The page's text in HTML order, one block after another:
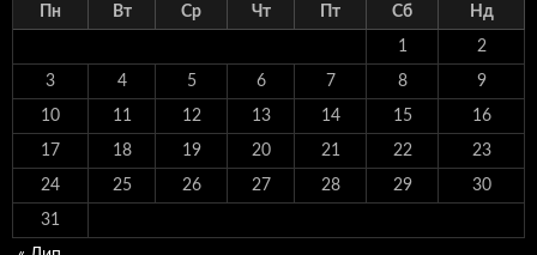
Пн Вт Ср Чт Пт Сб Нд
1 2
3 4 5 6 7 8 9
10 11 12 13 14 15 16
17 18 19 20 21 22 23
24 25 26 27 28 29 30
31